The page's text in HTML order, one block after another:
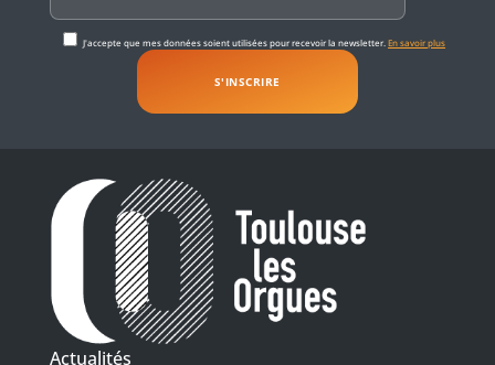
J'accepte que mes données soient utilisées pour recevoir la newsletter.En savoir plus
Actualités